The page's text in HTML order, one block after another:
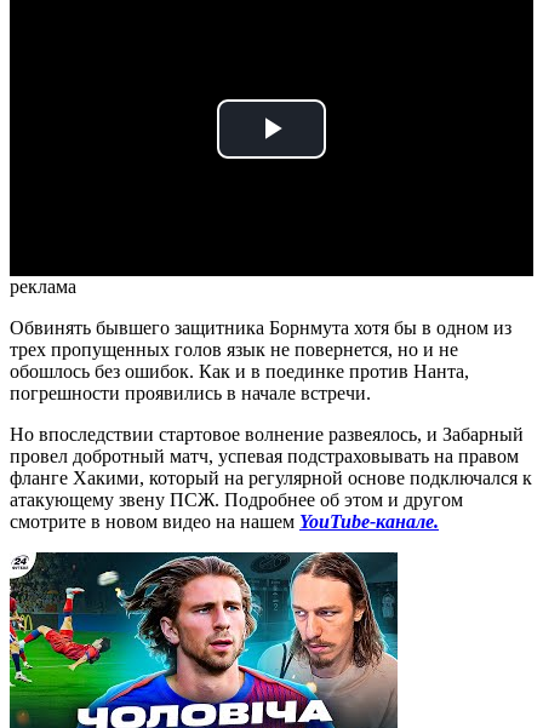
Play
реклама
Обвинять бывшего защитника Борнмута хотя бы в одном из
трех пропущенных голов язык не повернется, но и не
обошлось без ошибок. Как и в поединке против Нанта,
погрешности проявились в начале встречи.
Но впоследствии стартовое волнение развеялось, и Забарный
провел добротный матч, успевая подстраховывать на правом
фланге Хакими, который на регулярной основе подключался к
атакующему звену ПСЖ. Подробнее об этом и другом
смотрите в новом видео на нашем YouTube-канале.